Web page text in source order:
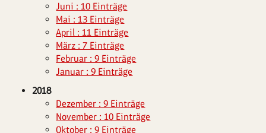
Juni : 10 Einträge
Mai : 13 Einträge
April : 11 Einträge
März : 7 Einträge
Februar : 9 Einträge
Januar : 9 Einträge
2018
Dezember : 9 Einträge
November : 10 Einträge
Oktober : 9 Einträge